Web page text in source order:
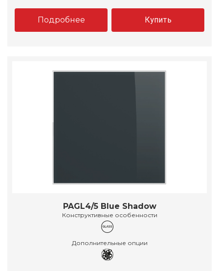
Подробнее Купить
PAGL4/5 Blue Shadow
Конструктивные особенности
Дополнительные опции